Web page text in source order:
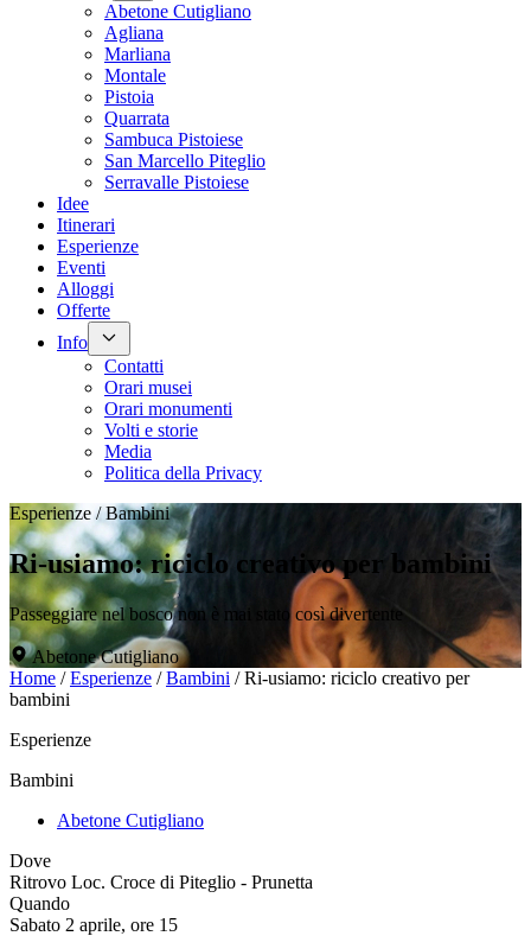
Abetone Cutigliano
Agliana
Marliana
Montale
Pistoia
Quarrata
Sambuca Pistoiese
San Marcello Piteglio
Serravalle Pistoiese
Idee
Itinerari
Esperienze
Eventi
Alloggi
Offerte
Info
Contatti
Orari musei
Orari monumenti
Volti e storie
Media
Politica della Privacy
Esperienze / Bambini
Ri-usiamo: riciclo creativo per bambini
Passeggiare nel bosco non è mai stato così divertente
Abetone Cutigliano
Home /Esperienze /Bambini /Ri-usiamo: riciclo creativo per
bambini
Esperienze
Bambini
Abetone Cutigliano
Dove
Ritrovo Loc. Croce di Piteglio - Prunetta
Quando
Sabato 2 aprile, ore 15